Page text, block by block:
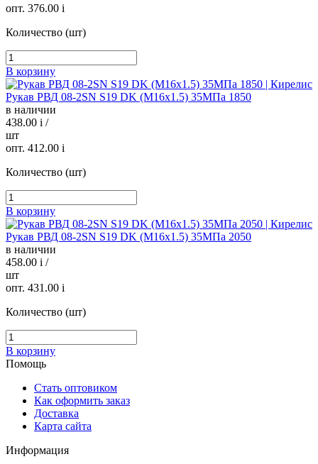
опт. 376.00 i
Количество (шт)
В корзину
Рукав РВД 08-2SN S19 DK (М16х1.5) 35МПа 1850
в наличии
438.00 i /
шт
опт. 412.00 i
Количество (шт)
В корзину
Рукав РВД 08-2SN S19 DK (М16х1.5) 35МПа 2050
в наличии
458.00 i /
шт
опт. 431.00 i
Количество (шт)
В корзину
Помощь
Стать оптовиком
Как оформить заказ
Доставка
Карта сайта
Информация